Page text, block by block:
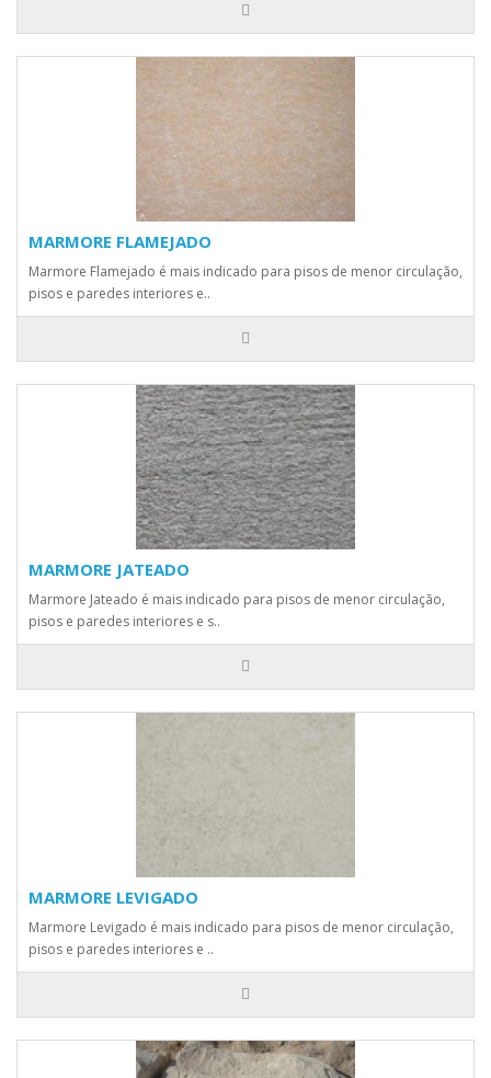
MARMORE FLAMEJADO
Marmore Flamejado é mais indicado para pisos de menor circulação,
pisos e paredes interiores e..
MARMORE JATEADO
Marmore Jateado é mais indicado para pisos de menor circulação,
pisos e paredes interiores e s..
MARMORE LEVIGADO
Marmore Levigado é mais indicado para pisos de menor circulação,
pisos e paredes interiores e ..